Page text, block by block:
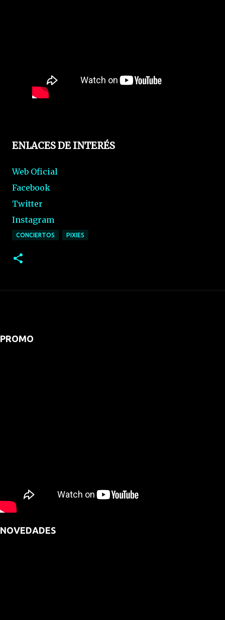
ENLACES DE INTERÉS
Web Oficial
Facebook
Twitter
Instagram
CONCIERTOS PIXIES
PROMO
NOVEDADES